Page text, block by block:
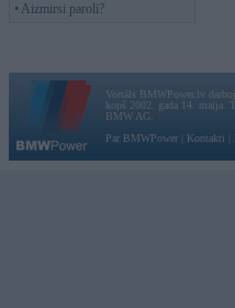
• Aizmirsi paroli?
Vortāls BMWPower.lv
kopš 2002. gada 14. maija.
BMW AG.
Par BMWPower
Kontakti